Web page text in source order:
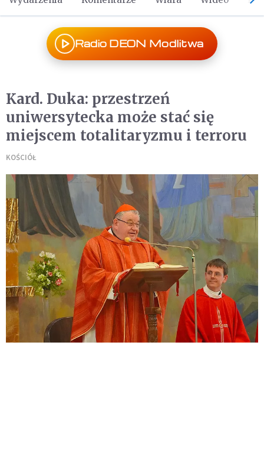
Radio DEON Modlitwa
Kard. Duka: przestrzeń
uniwersytecka może stać się
miejscem totalitaryzmu i terroru
KOŚCIÓŁ